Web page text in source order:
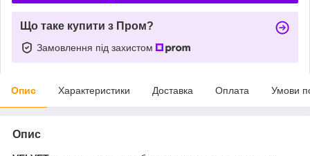
Що таке купити з Пром?
Замовлення під захистом
Опис Характеристики Доставка Оплата Умови
Опис